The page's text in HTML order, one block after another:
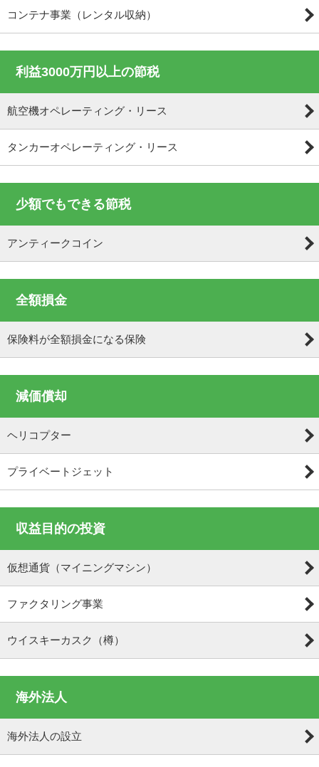
コンテナ事業（レンタル収納）
利益3000万円以上の節税
航空機オペレーティング・リース
タンカーオペレーティング・リース
少額でもできる節税
アンティークコイン
全額損金
保険料が全額損金になる保険
減価償却
ヘリコプター
プライベートジェット
収益目的の投資
仮想通貨（マイニングマシン）
ファクタリング事業
ウイスキーカスク（樽）
海外法人
海外法人の設立